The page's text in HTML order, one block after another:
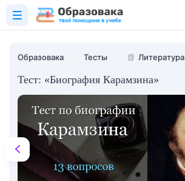
Образовака Тесты 📗 Литература
Тест: «Биография Карамзина»